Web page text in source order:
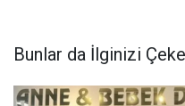
Bunlar da İlginizi